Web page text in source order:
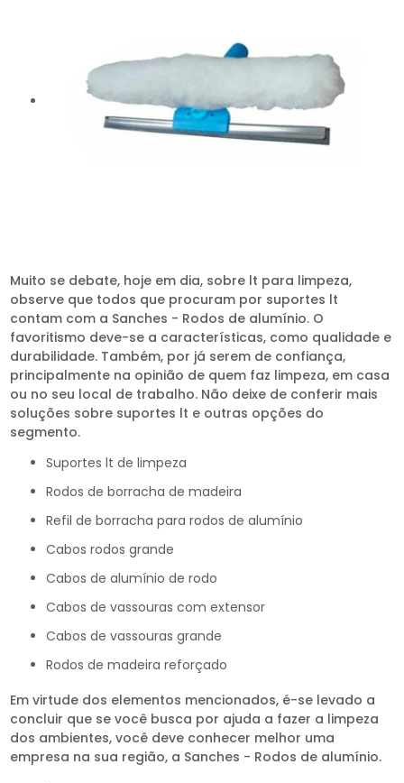
Muito se debate, hoje em dia, sobre lt para limpeza,
observe que todos que procuram por suportes lt
contam com a Sanches - Rodos de alumínio. O
favoritismo deve-se a características, como qualidade e
durabilidade. Também, por já serem de confiança,
principalmente na opinião de quem faz limpeza, em casa
ou no seu local de trabalho. Não deixe de conferir mais
soluções sobre suportes lt e outras opções do
segmento.
suportes lt de limpeza
rodos de borracha de madeira
refil de borracha para rodos de alumínio
cabos rodos grande
cabos de alumínio de rodo
cabos de vassouras com extensor
cabos de vassouras grande
rodos de madeira reforçado
Em virtude dos elementos mencionados, é-se levado a
concluir que se você busca por ajuda a fazer a limpeza
dos ambientes, você deve conhecer melhor uma
empresa na sua região, a Sanches - Rodos de alumínio.